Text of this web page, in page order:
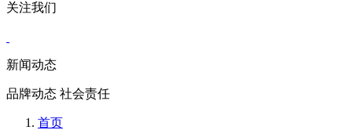
关注我们
新闻动态
品牌动态 社会责任
首页